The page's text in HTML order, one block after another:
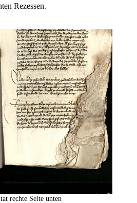
Rezessen.
rechte Seite unten